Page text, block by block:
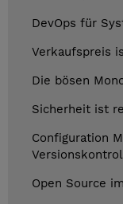
DevOps für
Verkaufspreis
Die bösen
Sicherheit ist
Configuration
Open Source